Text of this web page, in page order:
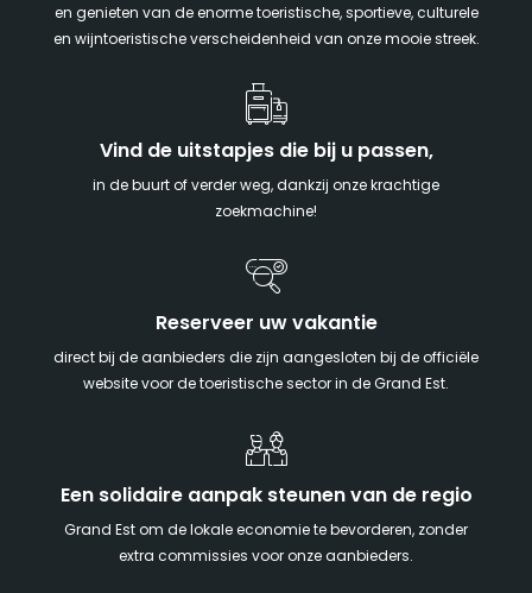
en genieten van de enorme toeristische, sportieve, culturele
en wijntoeristische verscheidenheid van onze mooie streek.
Vind de uitstapjes die bij u passen,
in de buurt of verder weg, dankzij onze krachtige
zoekmachine!
Reserveer uw vakantie
direct bij de aanbieders die zijn aangesloten bij de officiële
website voor de toeristische sector in de Grand Est.
Een solidaire aanpak steunen van de regio
Grand Est om de lokale economie te bevorderen, zonder
extra commissies voor onze aanbieders.